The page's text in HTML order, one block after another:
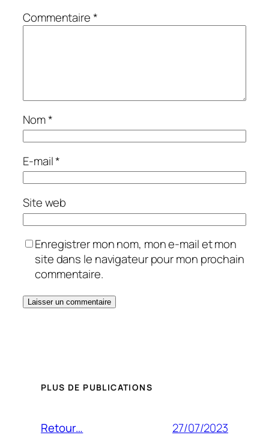
Commentaire*
Nom*
E-mail*
Site web
Enregistrer mon nom, mon e-mail et mon
site dans le navigateur pour mon prochain
commentaire.
PLUS DE PUBLICATIONS
Retour… 27/07/2023